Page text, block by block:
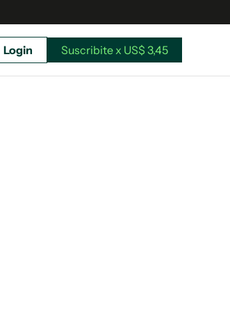
Login Suscribite x US$ 3,45